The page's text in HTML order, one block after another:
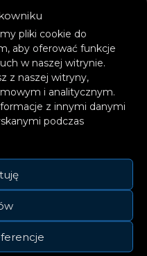
pliki cookie do
aby oferować funkcje
w naszej witrynie.
z naszej witryny,
i analitycznym.
z innymi danymi
podczas